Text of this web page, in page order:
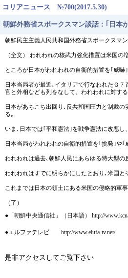
コリアニュース №700(2017.5.30)
朝鮮外務省スポークスマン談話：｢日本
朝鮮民主主義人民共和国外務省スポークスマ
（全文） われわれの核武力強化措置は米国
ところが日本がわれわれの自衛的措置を｢威
日本当局者が最近､イタリアで行なわれたＧ
官と外相なども列をなして、われわれに対す
日本があちこち出回り､反共和国圧力と制裁
る｡
いま､日本では｢平和憲法｣を戦争憲法に改悪
日本当局がわれわれの自衛的措置を｢挑発｣や
われわれは過去､朝鮮人民にあらゆる特大型
われわれはすでに明らかにしたとおり､米国
これまでは日本の領土にある米国の侵略的軍
（了）
●「朝鮮中央通信社」（日本語） http://
●エルファテレビ http://www.elufa-tv.net/
是非アクセスしてご覧下さい